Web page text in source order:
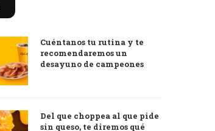
Cuéntanos tu rutina y te
recomendaremos un
desayuno de campeones
Del que choppea al que pide
sin queso, te diremos qué